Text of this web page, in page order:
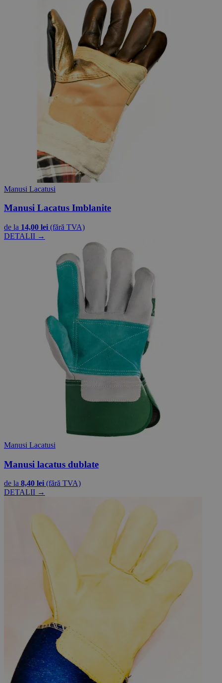
Manusi Lacatusi
Manusi Lacatus Imblanite
de la 14,00 lei (fără TVA)
DETALII →
Manusi Lacatusi
Manusi lacatus dublate
de la 8,40 lei (fără TVA)
DETALII →